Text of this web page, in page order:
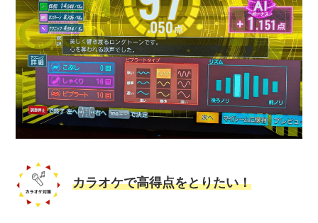
カラオケで高得点をとりたい！